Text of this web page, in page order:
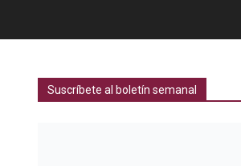
Suscríbete al boletín semanal